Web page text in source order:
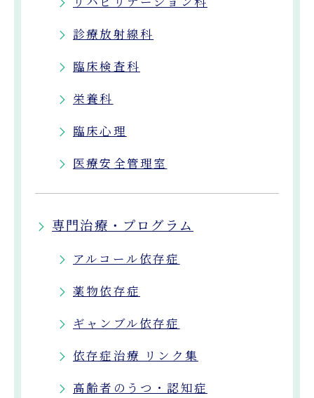
診療放射線科
臨床検査科
栄養科
臨床心理
医療安全管理室
専門治療・プログラム
アルコール依存症
薬物依存症
ギャンブル依存症
依存症治療 リンク集
高齢者のうつ・認知症